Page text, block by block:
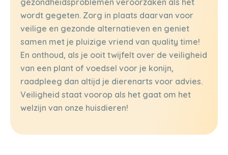
wordt gegeten. Zorg in plaats daarvan voor
veilige en gezonde alternatieven en geniet
samen met je pluizige vriend van quality time!
En onthoud, als je ooit twijfelt over de veiligheid
van een plant of voedsel voor je konijn,
raadpleeg dan altijd je dierenarts voor advies.
Veiligheid staat voorop als het gaat om het
welzijn van onze huisdieren!